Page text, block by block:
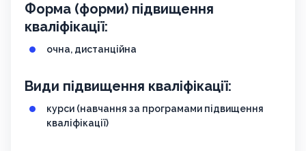
Форма (форми) підвищення
кваліфікації:
очна, дистанційна
Види підвищення кваліфікації:
курси (навчання за програмами підвищення
кваліфікації)